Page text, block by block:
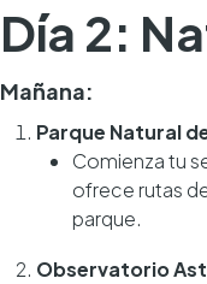
Día 2:
Mañana:
Parque Natural
Comienza tu
ofrece rutas
parque.
Observatorio